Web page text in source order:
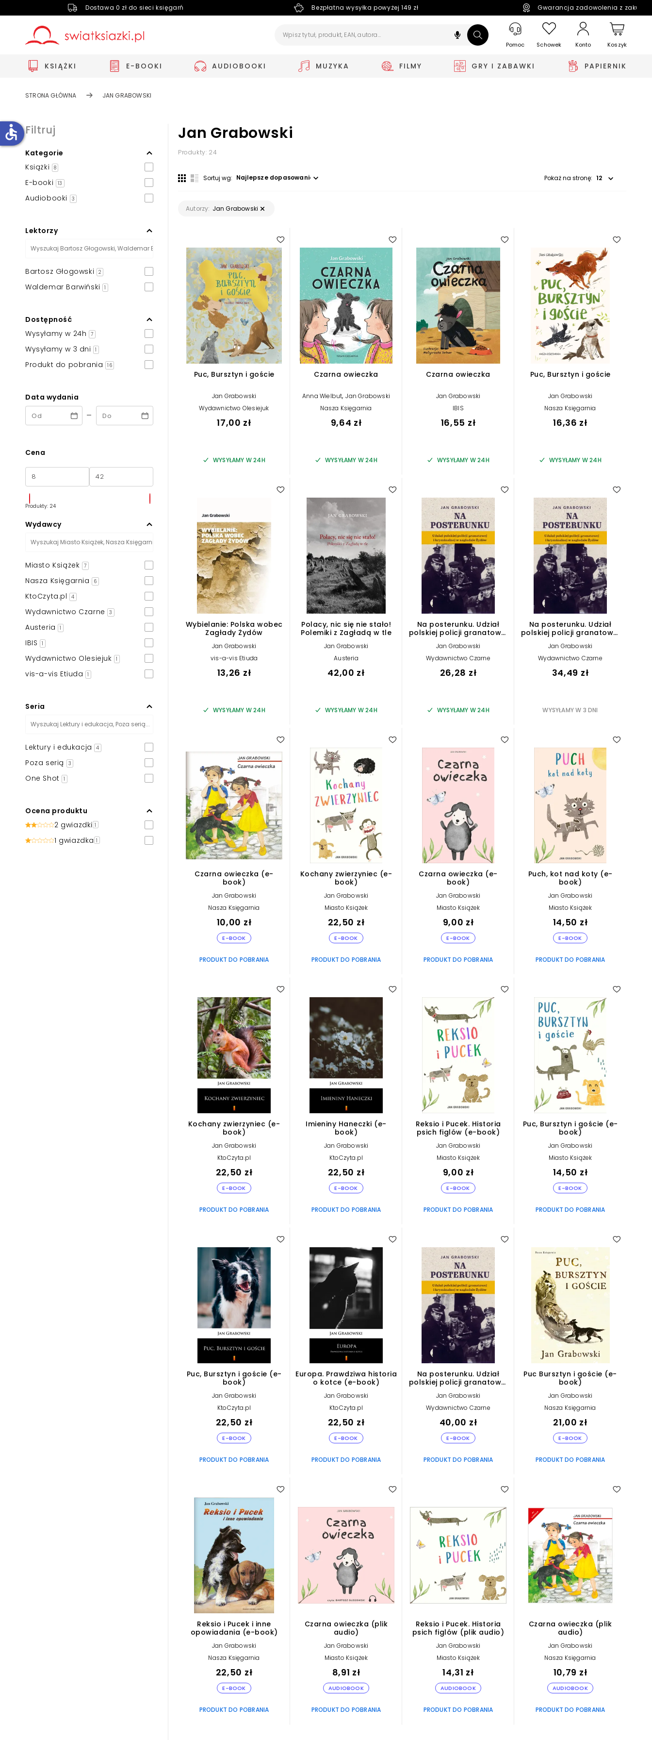
Dostawa 0 zł do sieci księgarń Bezpłatna wysyłka powyżej 149 zł Gwarancja zadowolenia z
Pomoc Schowek Konto Koszyk
KSIĄŻKI E-BOOKI AUDIOBOOKI MUZYKA FILMY GRY I ZABAWKI PAPIERNIK
STRONA GŁÓWNA JAN GRABOWSKI
Filtruj
Kategorie
Książki
8
E-booki 13
Audiobooki 3
Lektorzy
Bartosz Głogowski 2
Waldemar Barwiński 1
Dostępność
Wysyłamy w 24h
7
Wysyłamy w 3 dni 1
Produkt do pobrania 16
Data wydania
-
Cena
Produkty: 24
Wydawcy
Miasto Książek 7
Nasza Księgarnia 6
KtoCzyta.pl 4
Wydawnictwo Czarne 3
Austeria 1
IBIS 1
Wydawnictwo Olesiejuk 1
vis-a-vis Etiuda 1
Seria
Lektury i edukacja 4
Poza serią 3
One Shot 1
Ocena produktu
2 gwiazdki 1
1 gwiazdka 1
Jan Grabowski
Produkty: 24
Sortuj wg: Pokaż na stronę:
Autorzy: Jan Grabowski
Puc, Bursztyn i goście
Jan Grabowski
Wydawnictwo Olesiejuk
17,00 zł
WYSYŁAMY W 24H
Czarna owieczka
Anna Wielbut,Jan Grabowski
Nasza Księgarnia
9,64 zł
WYSYŁAMY W 24H
Czarna owieczka
Jan Grabowski
IBIS
16,55 zł
WYSYŁAMY W 24H
Puc, Bursztyn i goście
Jan Grabowski
Nasza Księgarnia
16,36 zł
WYSYŁAMY W 24H
Wybielanie: Polska wobec
Zagłady Żydów
Jan Grabowski
vis-a-vis Etiuda
13,26 zł
WYSYŁAMY W 24H
Polacy, nic się nie stało!
Polemiki z Zagładą w tle
Jan Grabowski
Austeria
42,00 zł
WYSYŁAMY W 24H
Na posterunku. Udział
polskiej policji granatowej
Żydów
Jan Grabowski
Wydawnictwo Czarne
26,28 zł
WYSYŁAMY W 24H
Na posterunku. Udział
polskiej policji granatowej
Żydów
Jan Grabowski
Wydawnictwo Czarne
34,49 zł
WYSYŁAMY W 3 DNI
Czarna owieczka (e-
book)
Jan Grabowski
Nasza Księgarnia
10,00 zł
E-BOOK
PRODUKT DO POBRANIA
Kochany zwierzyniec (e-
book)
Jan Grabowski
Miasto Książek
22,50 zł
E-BOOK
PRODUKT DO POBRANIA
Czarna owieczka (e-
book)
Jan Grabowski
Miasto Książek
9,00 zł
E-BOOK
PRODUKT DO POBRANIA
Puch, kot nad koty (e-
book)
Jan Grabowski
Miasto Książek
14,50 zł
E-BOOK
PRODUKT DO POBRANIA
Kochany zwierzyniec (e-
book)
Jan Grabowski
KtoCzyta.pl
22,50 zł
E-BOOK
PRODUKT DO POBRANIA
Imieniny Haneczki (e-
book)
Jan Grabowski
KtoCzyta.pl
22,50 zł
E-BOOK
PRODUKT DO POBRANIA
Reksio i Pucek. Historia
psich figlów (e-book)
Jan Grabowski
Miasto Książek
9,00 zł
E-BOOK
PRODUKT DO POBRANIA
Puc, Bursztyn i goście (e-
book)
Jan Grabowski
Miasto Książek
14,50 zł
E-BOOK
PRODUKT DO POBRANIA
Puc, Bursztyn i goście (e-
book)
Jan Grabowski
KtoCzyta.pl
22,50 zł
E-BOOK
PRODUKT DO POBRANIA
Europa. Prawdziwa historia
o kotce (e-book)
Jan Grabowski
KtoCzyta.pl
22,50 zł
E-BOOK
PRODUKT DO POBRANIA
Na posterunku. Udział
polskiej policji granatowej
Żydów (e-book)
Jan Grabowski
Wydawnictwo Czarne
40,00 zł
E-BOOK
PRODUKT DO POBRANIA
Puc Bursztyn i goście (e-
book)
Jan Grabowski
Nasza Księgarnia
21,00 zł
E-BOOK
PRODUKT DO POBRANIA
Reksio i Pucek i inne
opowiadania (e-book)
Jan Grabowski
Nasza Księgarnia
22,50 zł
E-BOOK
PRODUKT DO POBRANIA
Czarna owieczka (plik
audio)
Jan Grabowski
Miasto Książek
8,91 zł
AUDIOBOOK
PRODUKT DO POBRANIA
Reksio i Pucek. Historia
psich figlów (plik audio)
Jan Grabowski
Miasto Książek
14,31 zł
AUDIOBOOK
PRODUKT DO POBRANIA
Czarna owieczka (plik
audio)
Jan Grabowski
Nasza Księgarnia
10,79 zł
AUDIOBOOK
PRODUKT DO POBRANIA
accessible
Zwiększ rozmiar czcionki
Zmniejsz rozmiar czcionki
Odwróć kolory